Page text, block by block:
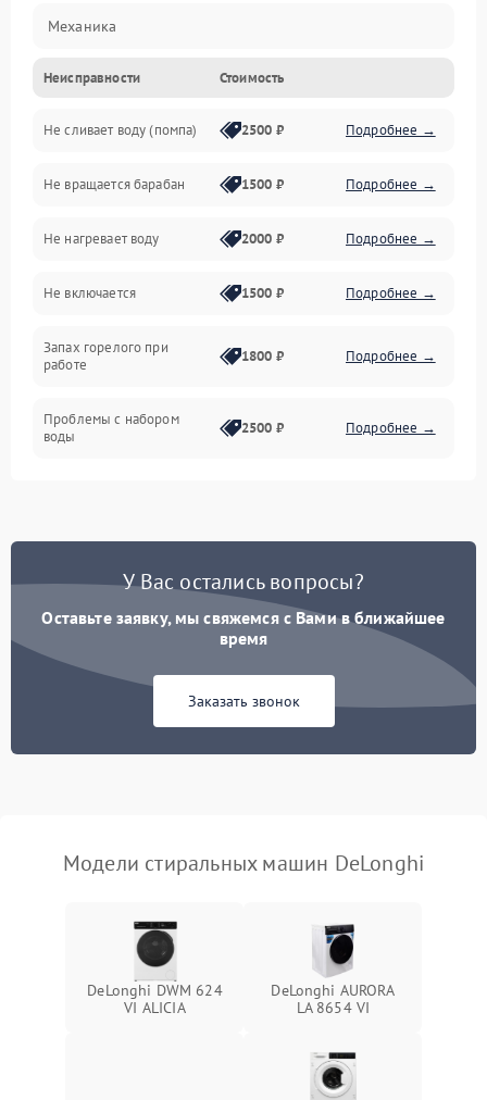
Механика
Электропитание
Водоснабжение
Слив
Программное обеспечение
Неисправности Стоимость
Не сливает воду (помпа) 2500 ₽ Подробнее →
Не вращается барабан 1500 ₽ Подробнее →
Не нагревает воду 2000 ₽ Подробнее →
Не включается 1500 ₽ Подробнее →
Запах горелого при
работе
1800 ₽ Подробнее →
Проблемы с набором
воды
2500 ₽ Подробнее →
Замена платы управления 2200 ₽ Подробнее →
У Вас остались вопросы?
Оставьте заявку, мы свяжемся с Вами в ближайшее
время
Заказать звонок
Модели стиральных машин DeLonghi
DeLonghi DWM 624
VI ALICIA
DeLonghi AURORA
LA 8654 VI